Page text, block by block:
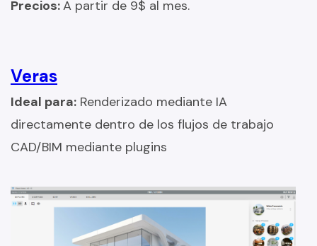
Precios:A partir de 9$ al mes.
Veras
Ideal para: Renderizado mediante IA
directamente dentro de los flujos de trabajo
CAD/BIM mediante plugins